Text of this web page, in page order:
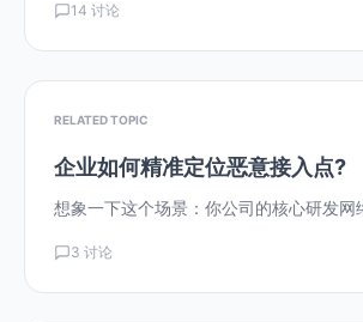
14 讨论
RELATED TOPIC
企业如何精准定位恶意接入点?
想象一下这个场景：你公司的核心研发网
3 讨论